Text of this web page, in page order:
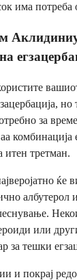
има потреба
но
за
комбинација
итен третман.
ќе
албутерол
или
за тешки
и покрај